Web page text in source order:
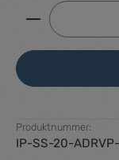
Produkt
Produktnummer:
IP-SS-20-